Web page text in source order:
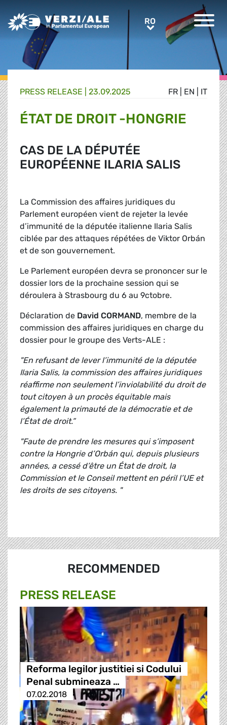
Greens/EFA Home RORO
FR EN IT
PRESS RELEASE | 23.09.2025
ÉTAT DE DROIT -HONGRIE
CAS DE LA DÉPUTÉE
EUROPÉENNE ILARIA SALIS
La Commission des affaires juridiques du
Parlement européen vient de rejeter la levée
d’immunité de la députée italienne Ilaria Salis
ciblée par des attaques répétées de Viktor Orbán
et de son gouvernement.
Le Parlement européen devra se prononcer sur le
dossier lors de la prochaine session qui se
déroulera à Strasbourg du 6 au 9ctobre.
Déclaration de David CORMAND, membre de la
commission des affaires juridiques en charge du
dossier pour le groupe des Verts-ALE :
"En refusant de lever l’immunité de la députée
Ilaria Salis, la commission des affaires juridiques
réaffirme non seulement l’inviolabilité du droit de
tout citoyen à un procès équitable mais
également la primauté de la démocratie et de
l’État de droit.”
"Faute de prendre les mesures qui s’imposent
contre la Hongrie d’Orbán qui, depuis plusieurs
années, a cessé d’être un État de droit, la
Commission et le Conseil mettent en péril l’UE et
les droits de ses citoyens. "
RECOMMENDED
PRESS RELEASE
Reforma legilor justitiei si Codului
Penal submineaza …
07.02.2018